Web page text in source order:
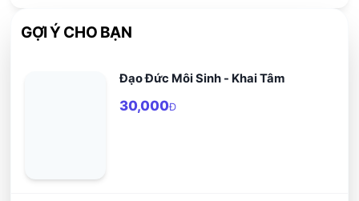
GỢI Ý CHO BẠN
Đạo Đức Môi Sinh - Khai Tâm
30,000Đ